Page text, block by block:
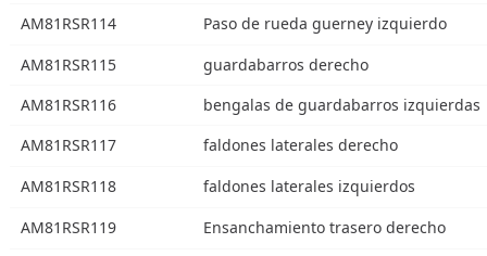
AM81RSR114
Paso de rueda guerney izquierdo
AM81RSR115
guardabarros derecho
AM81RSR116
bengalas de guardabarros izquierdas
AM81RSR117
faldones laterales derecho
AM81RSR118
faldones laterales izquierdos
AM81RSR119
Ensanchamiento trasero derecho